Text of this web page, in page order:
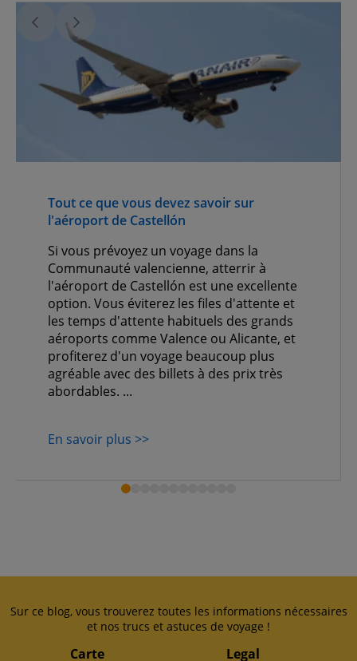
Tout ce que vous devez savoir sur
l'aéroport de Castellón
Si vous prévoyez un voyage dans la
Communauté valencienne, atterrir à
l'aéroport de Castellón est une excellente
option. Vous éviterez les files d'attente et
les temps d'attente habituels des grands
aéroports comme Valence ou Alicante, et
profiterez d'un voyage beaucoup plus
agréable avec des billets à des prix très
abordables. ...
En savoir plus >>
Sur ce blog, vous trouverez toutes les informations nécessaires
et nos trucs et astuces de voyage !
Carte Legal